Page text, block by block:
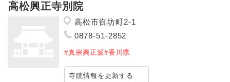
高松興正寺別院
高松市御坊町2-1
0878-51-2852
#真宗興正派#香川県
寺院情報を更新する